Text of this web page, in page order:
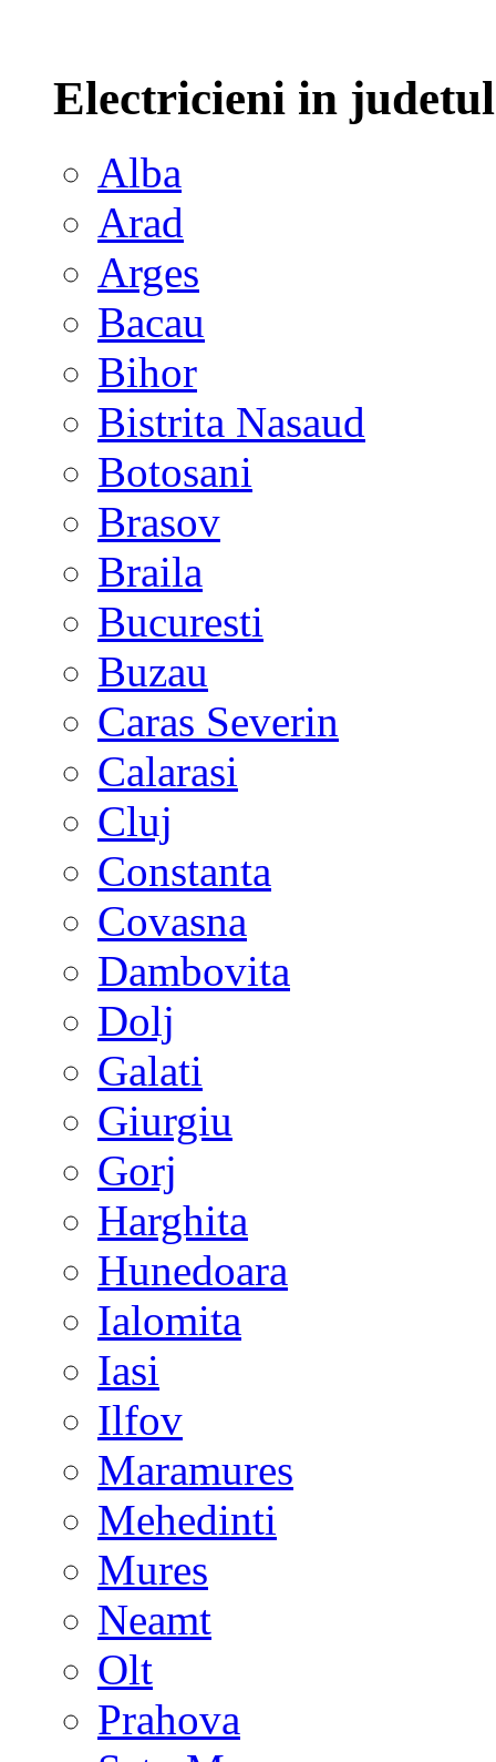
Electricieni in
Alba
Arad
Arges
Bacau
Bihor
Bistrita Nasaud
Botosani
Brasov
Braila
Bucuresti
Buzau
Caras Severin
Calarasi
Cluj
Constanta
Covasna
Dambovita
Dolj
Galati
Giurgiu
Gorj
Harghita
Hunedoara
Ialomita
Iasi
Ilfov
Maramures
Mehedinti
Mures
Neamt
Olt
Prahova